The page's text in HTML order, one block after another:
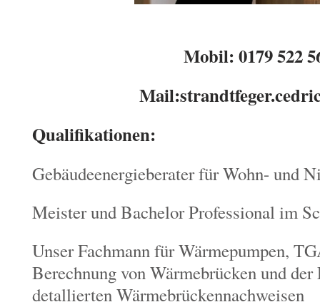
Mobil: 0179 522
Qualifikationen:
Gebäudeenergieberater für Wohn- und
Meister und Bachelor Professional im
Unser Fachmann für Wärmepumpen,
Berechnung von Wärmebrücken und
detallierten Wärmebrückennachweisen